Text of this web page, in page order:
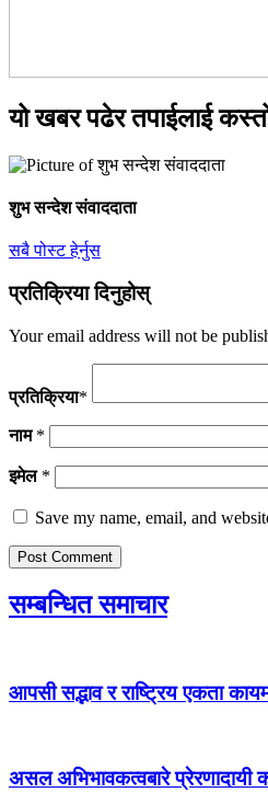
यो खबर पढेर तपाईलाई
शुभ सन्देश संवाददाता
सबै पोस्ट हेर्नुस
प्रतिक्रिया दिनुहोस्
Your email address will not be
प्रतिक्रिया*
नाम *
इमेल *
Save my name, email, and
सम्बन्धित समाचार
आपसी सद्भाव र राष्ट्रिय एकता
असल अभिभावकत्वबारे प्रेरणादायी